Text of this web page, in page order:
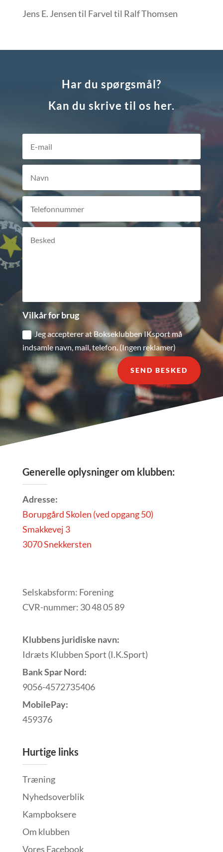
Jens E. Jensentil Farvel til Ralf Thomsen
Har du spørgsmål?
Kan du skrive til os her.
Vilkår for brug
Jeg accepterer at Bokseklubben IKsport må
indsamle navn, mail, telefon. (Ingen reklamer)
SEND BESKED
Generelle oplysninger om klubben:
Adresse:
Borupgård Skolen (ved opgang 50)
Smakkevej 3
3070 Snekkersten
Selskabsform: Forening
CVR-nummer: 30 48 05 89
Klubbens juridiske navn:
Idræts Klubben Sport (I.K.Sport)
Bank Spar Nord:
9056-4572735406
MobilePay:
459376
Hurtige links
Træning
Nyhedsoverblik
Kampboksere
Om klubben
Vores Facebook